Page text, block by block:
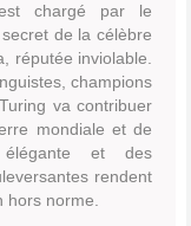
chargé par le
de la célèbre
réputée inviolable.
champions
va contribuer
mondiale et de
et des
rendent
norme.